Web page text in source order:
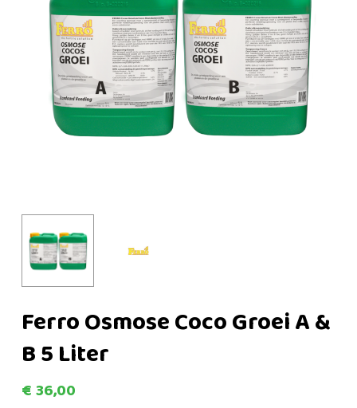
Ferro Osmose Coco Groei A &
B 5 Liter
€36,00